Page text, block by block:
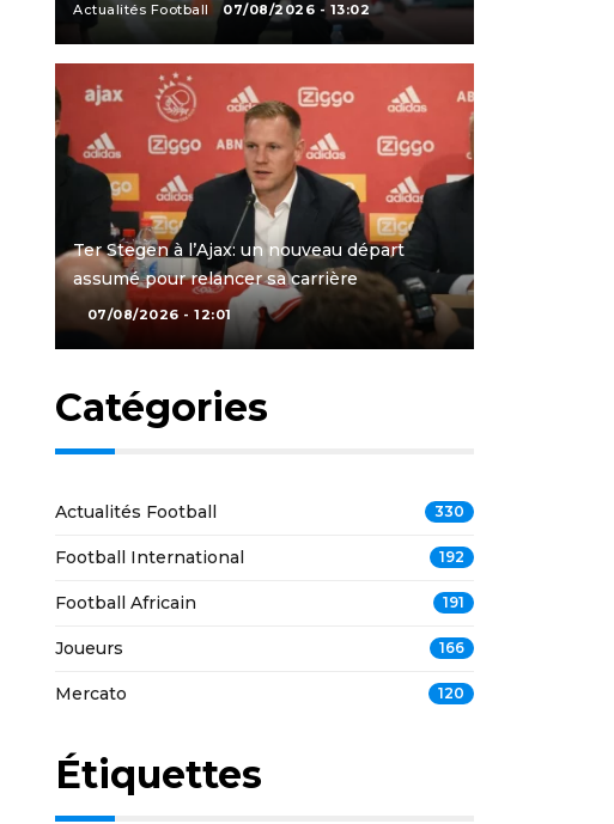
Actualités Football 07/08/2026 - 13:02
Ter Stegen à l’Ajax: un nouveau départ
assumé pour relancer sa carrière
07/08/2026 - 12:01
Catégories
Actualités Football 330
Football International 192
Football Africain 191
Joueurs 166
Mercato 120
Étiquettes